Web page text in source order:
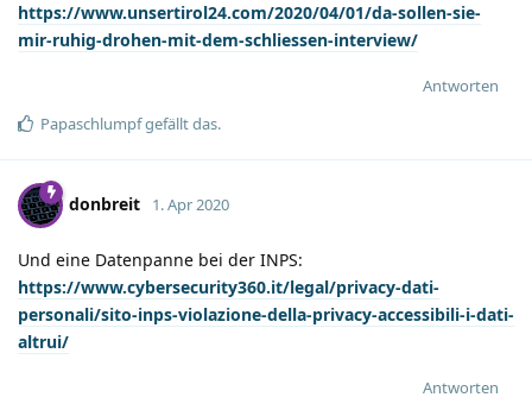
https://www.unsertirol24.com/2020/04/01/da-sollen-sie-
mir-ruhig-drohen-mit-dem-schliessen-interview/
Antworten
Papaschlumpfgefällt das.
donbreit 1. Apr 2020
Und eine Datenpanne bei der INPS:
https://www.cybersecurity360.it/legal/privacy-dati-
personali/sito-inps-violazione-della-privacy-accessibili-i-dati-
altrui/
Antworten